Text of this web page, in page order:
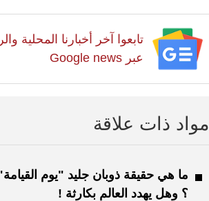
تابعوا آخر أخبارنا المحلية
عبر Google news
مواد ذات علاقة
ما هي حقيقة ذوبان جليد "يوم
؟ وهل يهدد العالم بكارثة !